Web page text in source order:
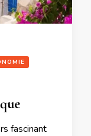
fascinant